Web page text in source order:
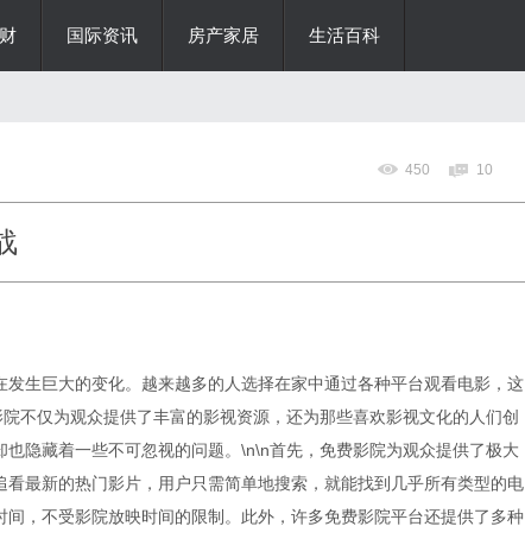
国际资讯 房产家居 生活百科
450 10
生巨大的变化。越来越多的人选择在家中通过各种平台观看电影，这
不仅为观众提供了丰富的影视资源，还为那些喜欢影视文化的人们创
隐藏着一些不可忽视的问题。\n\n首先，免费影院为观众提供了极大
最新的热门影片，用户只需简单地搜索，就能找到几乎所有类型的电
，不受影院放映时间的限制。此外，许多免费影院平台还提供了多种